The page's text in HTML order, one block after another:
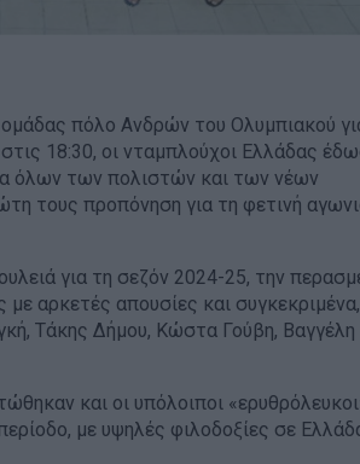
πόλο Ανδρών του Ολυμπιακού
18:30, οι νταμπλούχοι Ελλάδας
όλων των πολιστών και των νέων
τους προπόνηση για τη φετινή
για τη σεζόν 2024-25, την
αρκετές απουσίες και
Τάκης Δήμου, Κώστα Γούβη,
και οι υπόλοιποι
με υψηλές φιλοδοξίες σε